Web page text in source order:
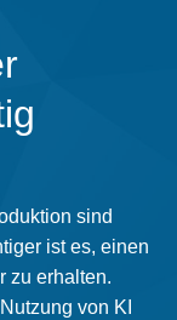
sind
ist es, einen
zu erhalten.
von KI